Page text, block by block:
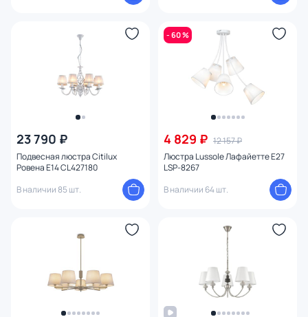
23 790 ₽
Подвесная люстра Citilux
Ровена E14 CL427180
В наличии 85 шт.
- 60 %
4 829 ₽ 12 157 ₽
Люстра Lussole Лафайетте E27
LSP-8267
В наличии 64 шт.
Страна
Материал арматуры
Цвет арматуры
Цвет плафона